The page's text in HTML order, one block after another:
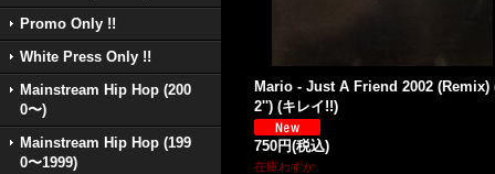
Promo Only !!
White Press Only !!
Mainstream Hip Hop (200
0〜)
Mainstream Hip Hop (199
0〜1999)
Mario - Just A Friend 2002 (Remix)
2'') (キレイ!!)
750円(税込)
在庫わずか